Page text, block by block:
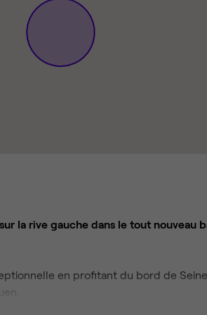
la rive gauche dans le tout nouveau
en profitant du bord de